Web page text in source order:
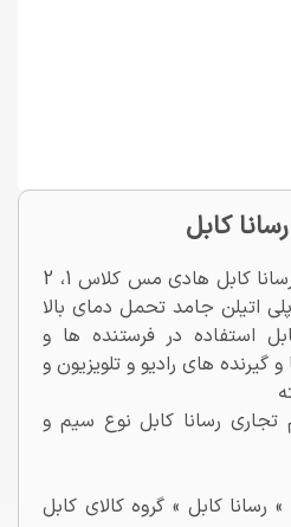
کابل کواکسیال 2/5 رسانا کابل هادی مس کلاس 1، 2
اتیلن جامد تحمل دمای بالا
استفاده در فرستنده ها و
و گیرنده های رادیو و تلویزیون و
تجاری رسانا کابل نوع سیم و
» رسانا کابل » گروه کالای کابل